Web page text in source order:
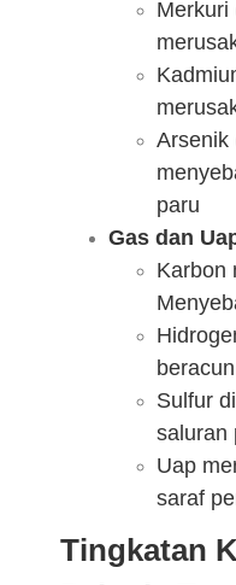
Merkuri
Arsenik
paru
Gas dan
Karbon
Sulfur
saluran
Uap
saraf
Tingkatan